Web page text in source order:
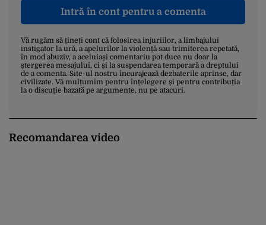
Intră în cont pentru a comenta
Vă rugăm să țineți cont că folosirea injuriilor, a limbajului
instigator la ură, a apelurilor la violență sau trimiterea repetată,
în mod abuziv, a aceluiași comentariu pot duce nu doar la
ștergerea mesajului, ci și la suspendarea temporară a dreptului
de a comenta. Site-ul nostru încurajează dezbaterile aprinse, dar
civilizate. Vă mulțumim pentru înțelegere și pentru contribuția
la o discuție bazată pe argumente, nu pe atacuri.
Recomandarea video